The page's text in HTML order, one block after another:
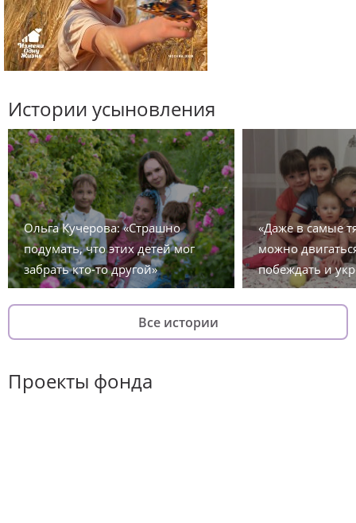
Истории усыновления
Ольга Кучерова: «Страшно
подумать, что этих детей мог
забрать кто-то другой»
«Даже в самые
можно
побеждать и
Все истории
Проекты фонда